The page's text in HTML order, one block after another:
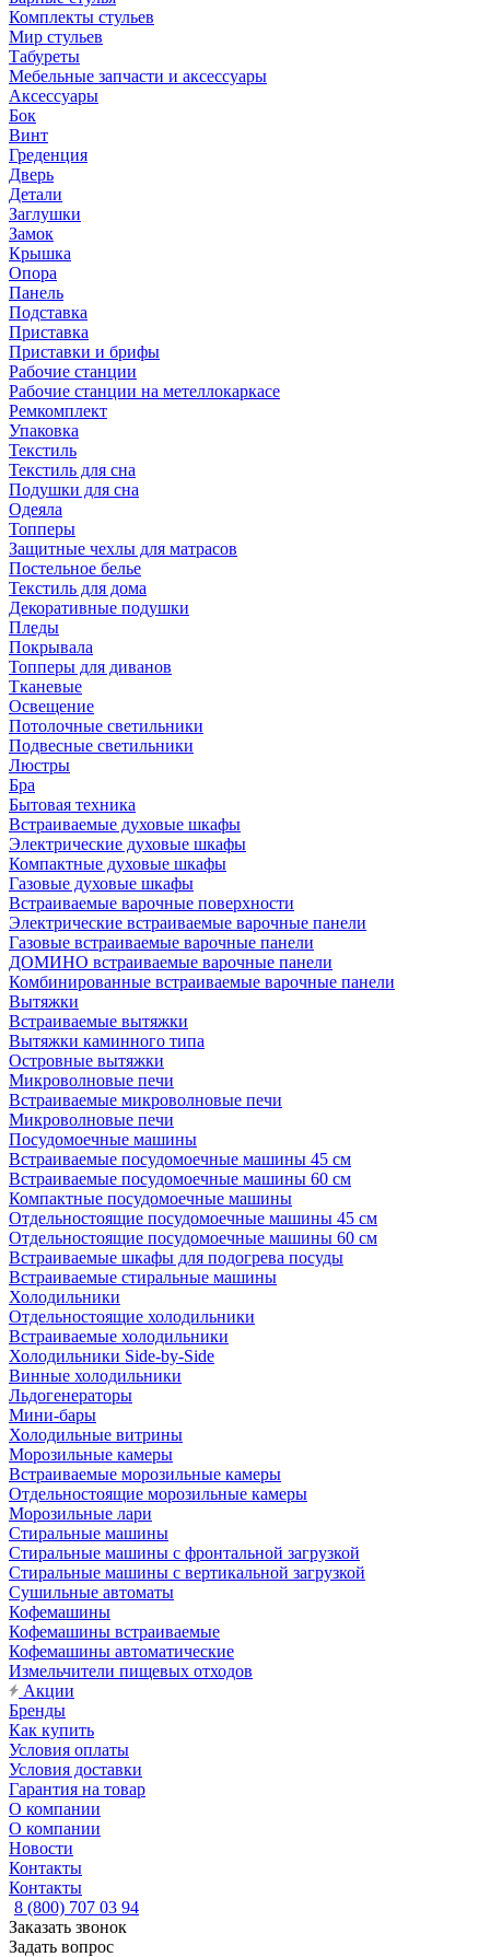
Комплекты стульев
Мир стульев
Табуреты
Мебельные запчасти и аксессуары
Аксессуары
Бок
Винт
Греденция
Дверь
Детали
Заглушки
Замок
Крышка
Опора
Панель
Подставка
Приставка
Приставки и брифы
Рабочие станции
Рабочие станции на метеллокаркасе
Ремкомплект
Упаковка
Текстиль
Текстиль для сна
Подушки для сна
Одеяла
Топперы
Защитные чехлы для матрасов
Постельное белье
Текстиль для дома
Декоративные подушки
Пледы
Покрывала
Топперы для диванов
Тканевые
Освещение
Потолочные светильники
Подвесные светильники
Люстры
Бра
Бытовая техника
Встраиваемые духовые шкафы
Электрические духовые шкафы
Компактные духовые шкафы
Газовые духовые шкафы
Встраиваемые варочные поверхности
Электрические встраиваемые варочные панели
Газовые встраиваемые варочные панели
ДОМИНО встраиваемые варочные панели
Комбинированные встраиваемые варочные панели
Вытяжки
Встраиваемые вытяжки
Вытяжки каминного типа
Островные вытяжки
Микроволновые печи
Встраиваемые микроволновые печи
Микроволновые печи
Посудомоечные машины
Встраиваемые посудомоечные машины 45 см
Встраиваемые посудомоечные машины 60 см
Компактные посудомоечные машины
Отдельностоящие посудомоечные машины 45 см
Отдельностоящие посудомоечные машины 60 см
Встраиваемые шкафы для подогрева посуды
Встраиваемые стиральные машины
Холодильники
Отдельностоящие холодильники
Встраиваемые холодильники
Холодильники Side-by-Side
Винные холодильники
Льдогенераторы
Мини-бары
Холодильные витрины
Морозильные камеры
Встраиваемые морозильные камеры
Отдельностоящие морозильные камеры
Морозильные лари
Стиральные машины
Стиральные машины с фронтальной загрузкой
Стиральные машины с вертикальной загрузкой
Сушильные автоматы
Кофемашины
Кофемашины встраиваемые
Кофемашины автоматические
Измельчители пищевых отходов
Акции
Бренды
Как купить
Условия оплаты
Условия доставки
Гарантия на товар
О компании
О компании
Новости
Контакты
Контакты
8 (800) 707 03 94
Заказать звонок
Задать вопрос